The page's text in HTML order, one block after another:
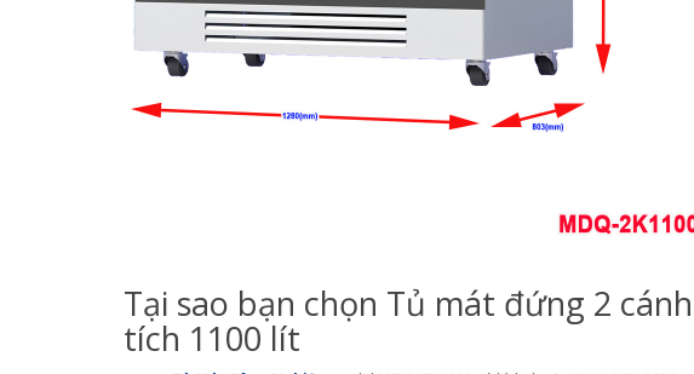
Tại sao bạn chọn Tủ mát đứng 2
tích 1100 lít